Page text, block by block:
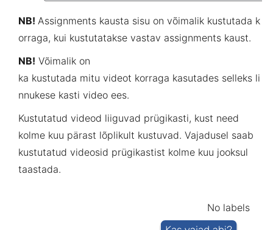
NB! Assignments kausta sisu on võimalik kustutada k
orraga, kui kustutatakse vastav assignments kaust.
NB! Võimalik on
ka kustutada mitu videot korraga kasutades selleks li
nnukese kasti video ees.
Kustutatud videod liiguvad prügikasti, kust need
kolme kuu pärast lõplikult kustuvad. Vajadusel saab
kustutatud videosid prügikastist kolme kuu jooksul
taastada.
No labels